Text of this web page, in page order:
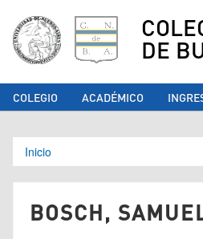
DE
COLEGIO ACADÉMICO
Se encuentra
Inicio
BOSCH,